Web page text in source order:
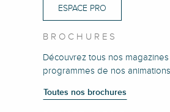
ESPACE PRO
BROCHURES
Découvrez tous nos
programmes de nos
Toutes nos brochures